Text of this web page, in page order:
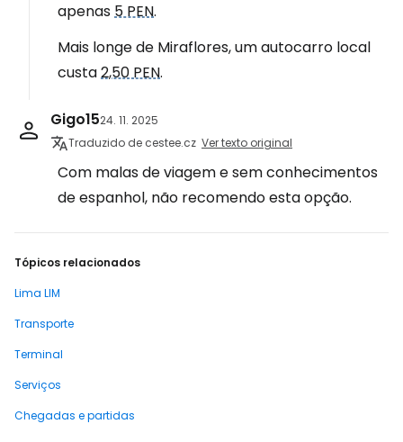
apenas5 PEN.
Mais longe de Miraflores, um autocarro local
custa2,50 PEN.
Gigo1524. 11. 2025
Traduzido de cestee.cz Ver texto original
Com malas de viagem e sem conhecimentos
de espanhol, não recomendo esta opção.
Tópicos relacionados
Lima LIM
Transporte
Terminal
Serviços
Chegadas e partidas